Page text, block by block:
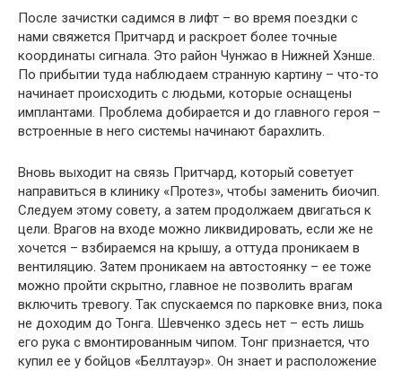
После зачистки садимся в лифт – во время поездки с
нами свяжется Притчард и раскроет более точные
координаты сигнала. Это район Чунжао в Нижней Хэнше.
По прибытии туда наблюдаем странную картину – что-то
начинает происходить с людьми, которые оснащены
имплантами. Проблема добирается и до главного героя –
встроенные в него системы начинают барахлить.
Вновь выходит на связь Притчард, который советует
направиться в клинику «Протез», чтобы заменить биочип.
Следуем этому совету, а затем продолжаем двигаться к
цели. Врагов на входе можно ликвидировать, если же не
хочется – взбираемся на крышу, а оттуда проникаем в
вентиляцию. Затем проникаем на автостоянку – ее тоже
можно пройти скрытно, главное не позволить врагам
включить тревогу. Так спускаемся по парковке вниз, пока
не доходим до Тонга. Шевченко здесь нет – есть лишь
его рука с вмонтированным чипом. Тонг признается, что
купил ее у бойцов «Беллтауэр». Он знает и расположение